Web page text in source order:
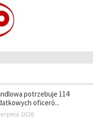
potrzebuje 114
oficeró...
2026